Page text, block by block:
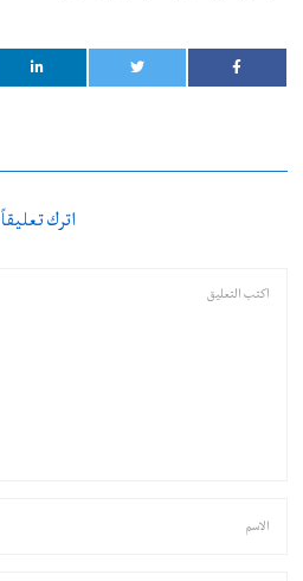
اترك تعليقاً